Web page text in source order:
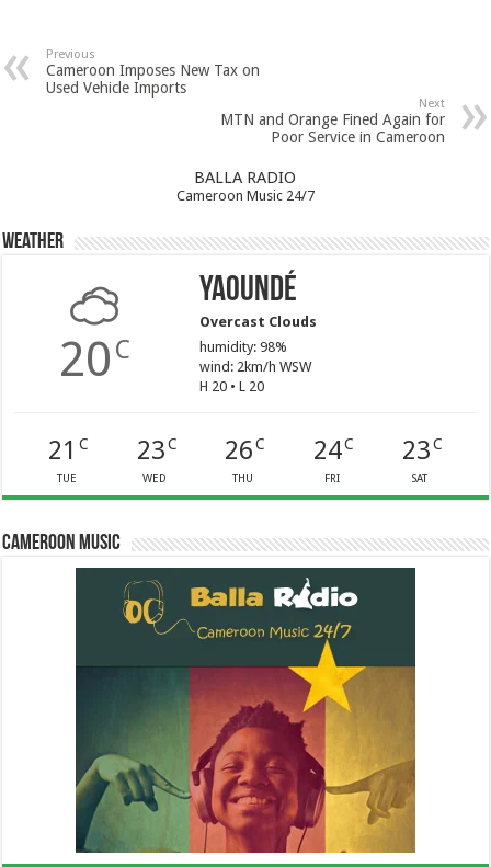
Previous
Cameroon Imposes New Tax on
Used Vehicle Imports
Next
MTN and Orange Fined Again for
Poor Service in Cameroon
BALLA RADIO
Cameroon Music 24/7
Weather
20 C
Yaoundé
Overcast Clouds
humidity: 98%
wind: 2km/h WSW
H 20 • L 20
21 C
TUE
23C
WED
26 C
THU
24C
FRI
23C
SAT
Cameroon Music